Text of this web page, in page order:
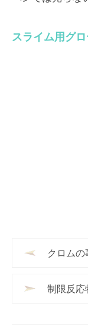
スライム用グ
クロム
制限反応